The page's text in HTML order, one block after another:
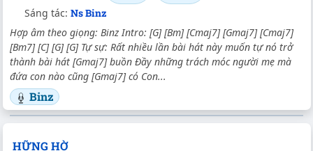
Sáng tác: Ns Binz
Hợp âm theo giọng: Binz Intro: [G] [Bm] [Cmaj7] [Gmaj7] [Cmaj7]
[Bm7] [C] [G] [G] Tự sự: Rất nhiều lần bài hát này muốn tự nó trở
thành bài hát [Gmaj7] buồn Đầy những trách móc người mẹ mà
đứa con nào cũng [Gmaj7] có Con...
Binz
HỮNG HỜ